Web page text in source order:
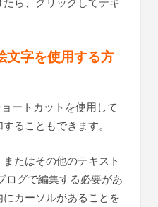
文字を使用する方
ートカットを使用して
ることもできます。
たはその他のテキスト
ログで編集する必要があ
カーソルがあることを